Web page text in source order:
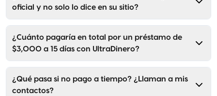
oficial y no solo lo dice en su sitio?
¿Cuánto pagaría en total por un préstamo de
$3,000 a 15 días con UltraDinero?
¿Qué pasa si no pago a tiempo? ¿Llaman a mis
contactos?